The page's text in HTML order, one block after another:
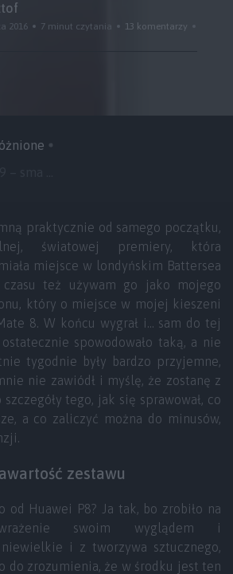
2016 7 minut czytania 13 komentarzy
praktycznie od samego początku,
światowej premiery, która
miejsce w londyńskim Battersea
czasu też używam go jako mojego
który o miejsce w mojej kieszeni
8. W końcu wygrał i… sam do tej
spowodowało taką, a nie
tygodnie były bardzo przyjemne,
nie zawiódł i myślę, że zostanę z
tego, jak się sprawował, co
a co zaliczyć można do minusów,
zestawu
od Huawei P8? Ja tak, bo zrobiło na
swoim wyglądem i
niewielkie i z tworzywa sztucznego,
do zrozumienia, że w środku jest ten